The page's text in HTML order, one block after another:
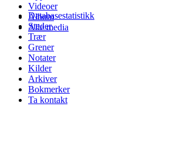
Videoer
Album
Alle media
Databasestatistikk
Steder
Trær
Grener
Notater
Kilder
Arkiver
Bokmerker
Ta kontakt